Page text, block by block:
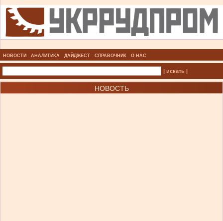
НОВОСТИ АНАЛИТИКА ДАЙДЖЕСТ СПРАВОЧНИК О НАС
| искать |
НОВОСТЬ